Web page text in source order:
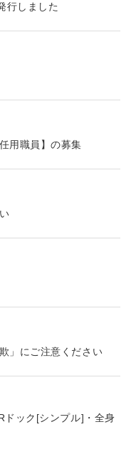
行しました
用職員】の募集
」にご注意ください
ドック[シンプル]・全身